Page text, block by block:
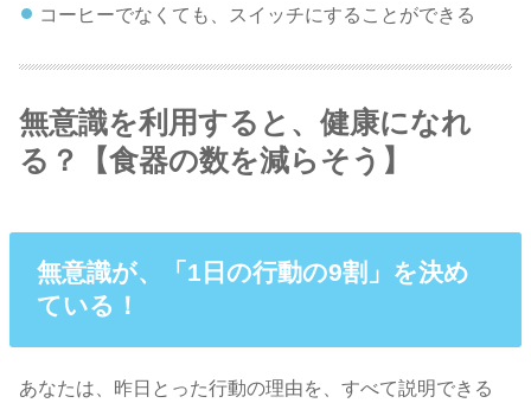
コーヒーでなくても、スイッチにすることができる
無意識を利用すると、健康になれ
る？【食器の数を減らそう】
無意識が、「1日の行動の9割」を決め
ている！
あなたは、昨日とった行動の理由を、すべて説明できる